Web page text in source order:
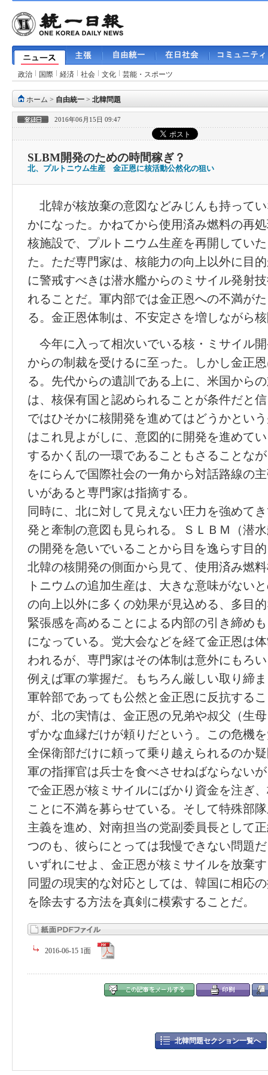
政治 国際 経済 社会 文化 芸能・スポーツ
ホーム > 自由統一 > 北韓問題
2016年06月15日 09:47
SLBM開発のための時間稼ぎ？
北、プルトニウム生産 金正恩に核活動公然化の狙い
北韓が核放棄の意図などみじんも持って
かになった。かねてから使用済み燃料の再
核施設で、プルトニウム生産を再開してい
た。ただ専門家は、核能力の向上以外に目
に警戒すべきは潜水艦からのミサイル発射
れることだ。軍内部では金正恩への不満が
る。金正恩体制は、不安定さを増しながら
今年に入って相次いでいる核・ミサイル
からの制裁を受けるに至った。しかし金正
る。先代からの遺訓である上に、米国から
は、核保有国と認められることが条件だと
ではひそかに核開発を進めてはどうかとい
はこれ見よがしに、意図的に開発を進めて
するかく乱の一環であることもさることな
をにらんで国際社会の一角から対話路線の
いがあると専門家は指摘する。
同時に、北に対して見えない圧力を強めて
発と牽制の意図も見られる。ＳＬＢＭ（潜
の開発を急いでいることから目を逸らす目
北韓の核開発の側面から見て、使用済み燃
トニウムの追加生産は、大きな意味がない
の向上以外に多くの効果が見込める、多目
緊張感を高めることによる内部の引き締め
になっている。党大会などを経て金正恩は
われるが、専門家はその体制は意外にもろ
例えば軍の掌握だ。もちろん厳しい取り締
軍幹部であっても公然と金正恩に反抗する
が、北の実情は、金正恩の兄弟や叔父（生
ずかな血縁だけが頼りだという。この危機
全保衛部だけに頼って乗り越えられるのか
軍の指揮官は兵士を食べさせねばならない
で金正恩が核ミサイルにばかり資金を注ぎ
ことに不満を募らせている。そして特殊部
主義を進め、対南担当の党副委員長として
つのも、彼らにとっては我慢できない問題
いずれにせよ、金正恩が核ミサイルを放棄
同盟の現実的な対応としては、韓国に相応
を除去する方法を真剣に模索することだ。
2016-06-15 1面
北韓問題セクション一覧へ